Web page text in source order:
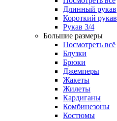
Длинный рукав
Короткий рукав
Рукав 3/4
Большие размеры
Посмотреть всё
Блузки
Брюки
Джемперы
Жакеты
Жилеты
Кардиганы
Комбинезоны
Костюмы